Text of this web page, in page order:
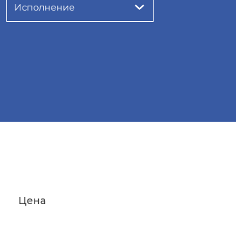
Исполнение
Цена